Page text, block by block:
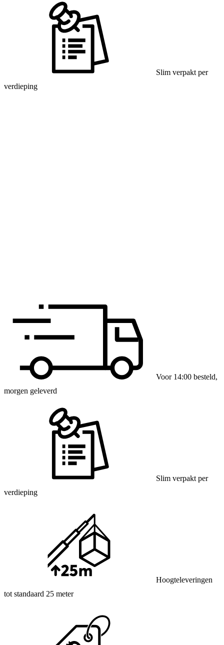
Slim verpakt per
verdieping
Voor 14:00 besteld,
morgen geleverd
Slim verpakt per
verdieping
Hoogteleveringen
tot standaard 25 meter